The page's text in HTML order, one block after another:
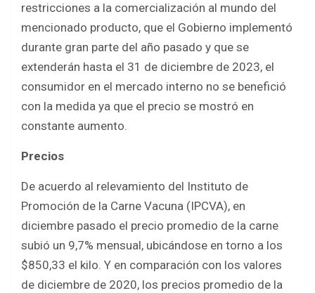
restricciones a la comercialización al mundo del
mencionado producto, que el Gobierno implementó
durante gran parte del año pasado y que se
extenderán hasta el 31 de diciembre de 2023, el
consumidor en el mercado interno no se benefició
con la medida ya que el precio se mostró en
constante aumento.
Precios
De acuerdo al relevamiento del Instituto de
Promoción de la Carne Vacuna (IPCVA), en
diciembre pasado el precio promedio de la carne
subió un 9,7% mensual, ubicándose en torno a los
$850,33 el kilo. Y en comparación con los valores
de diciembre de 2020, los precios promedio de la